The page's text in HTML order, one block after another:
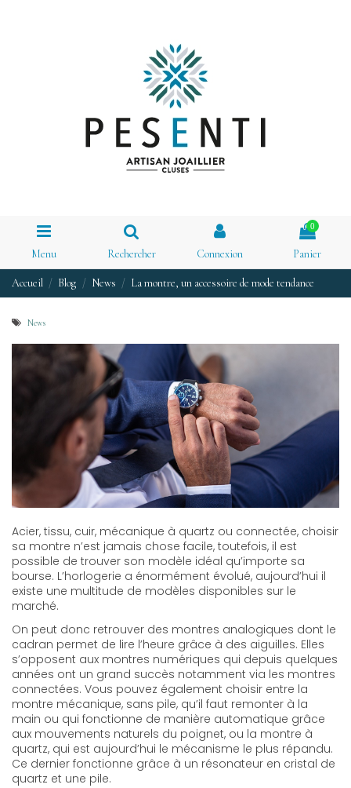
Menu Rechercher Connexion
0
Panier
Accueil Blog News La montre, un accessoire de mode tendance
News
Acier, tissu, cuir, mécanique à quartz ou connectée, choisir
sa montre n’est jamais chose facile, toutefois, il est
possible de trouver son modèle idéal qu’importe sa
bourse. L’horlogerie a énormément évolué, aujourd’hui il
existe une multitude de modèles disponibles sur le
marché.
On peut donc retrouver des montres analogiques dont le
cadran permet de lire l’heure grâce à des aiguilles. Elles
s’opposent aux montres numériques qui depuis quelques
années ont un grand succès notamment via les montres
connectées. Vous pouvez également choisir entre la
montre mécanique, sans pile, qu’il faut remonter à la
main ou qui fonctionne de manière automatique grâce
aux mouvements naturels du poignet, ou la montre à
quartz, qui est aujourd’hui le mécanisme le plus répandu.
Ce dernier fonctionne grâce à un résonateur en cristal de
quartz et une pile.